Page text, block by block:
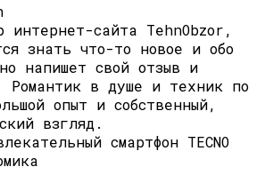
интернет-сайта TehnObzor,
знать что-то новое и обо
напишет свой отзыв и
Романтик в душе и техник по
опыт и собственный,
взгляд.
смартфон TECNO